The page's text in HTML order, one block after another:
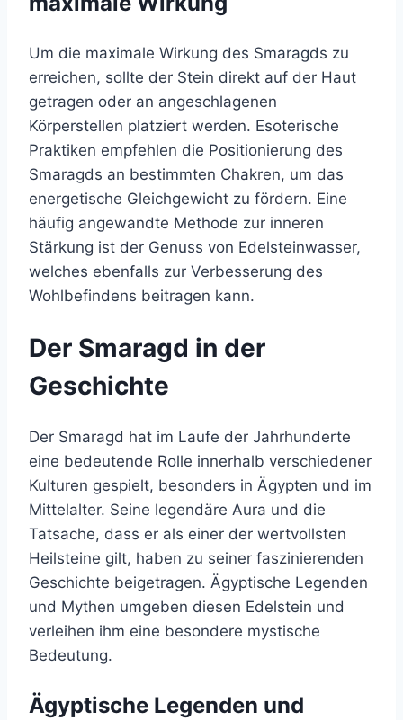
Um die maximale Wirkung des Smaragds zu
erreichen, sollte der Stein direkt auf der Haut
getragen oder an angeschlagenen
Körperstellen platziert werden. Esoterische
Praktiken empfehlen die Positionierung des
Smaragds an bestimmten Chakren, um das
energetische Gleichgewicht zu fördern. Eine
häufig angewandte Methode zur inneren
Stärkung ist der Genuss von Edelsteinwasser,
welches ebenfalls zur Verbesserung des
Wohlbefindens beitragen kann.
Der Smaragd in der
Geschichte
Der Smaragd hat im Laufe der Jahrhunderte
eine bedeutende Rolle innerhalb verschiedener
Kulturen gespielt, besonders in Ägypten und im
Mittelalter. Seine legendäre Aura und die
Tatsache, dass er als einer der wertvollsten
Heilsteine gilt, haben zu seiner faszinierenden
Geschichte beigetragen. Ägyptische Legenden
und Mythen umgeben diesen Edelstein und
verleihen ihm eine besondere mystische
Bedeutung.
Ägyptische Legenden und